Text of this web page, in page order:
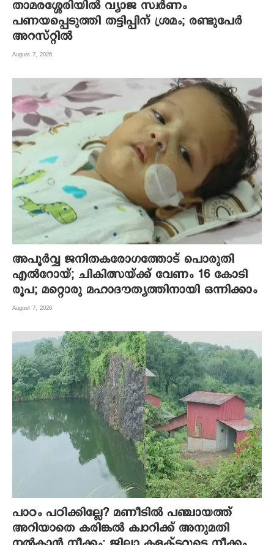
താമരശ്ശേരിയിൽ വ്യാജ സ്വർണം
പണയപ്പെടുത്തി തട്ടിപ്പിന് ശ്രമം; രണ്ടുപേർ
അറസ്റ്റിൽ
August 7, 2026
അപൂര്‍വ്വ ജനിതകരോഗത്തോട് പൊരുതി
എല്‍റോയ്; ചികിത്സയ്ക്ക് വേണം 16 കോടി
രൂപ; മറ്റൊരു മഹാദൗത്യത്തിനായി ഒന്നിക്കാം
August 7, 2026
പാഠം പഠിക്കില്ലേ? മണീടില്‍ പഞ്ചായത്ത്
അറിയാതെ കരിങ്കല്‍ ക്വാറിക്ക് അനുമതി